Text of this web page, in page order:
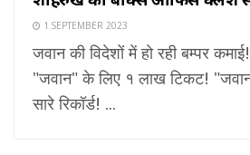
1 SEPTEMBER 2023
जवान की विदेशों में हो रही बम्पर
"जवान" के लिए १ लाख टिकट!
सारे रिकॉर्ड! ...